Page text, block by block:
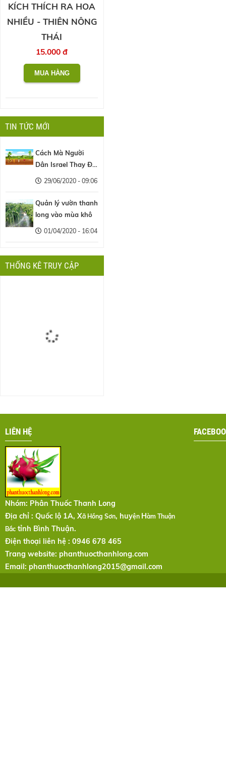
KÍCH THÍCH RA HOA
NHIỀU - THIÊN NÔNG
THÁI
15.000 đ
TIN TỨC MỚI
Cách Mà Người
Dân Israel Thay Đổi
Nền Nông Nghiệp
29/06/2020 - 09:06
Quản lý vườn thanh
long vào mùa khô
01/04/2020 - 16:04
THỐNG KÊ TRUY CẬP
LIÊN HỆ
Nhóm: Phân Thuốc Thanh Long
Địa chỉ : Quốc lộ 1A, Xã Hồng Sơn, huyện Hàm Thuận
Bắc tỉnh Bình Thuận.
Điện thoại liên hệ : 0946 678 465
Trang website: phanthuocthanhlong.com
Email: phanthuocthanhlong2015@gmail.com